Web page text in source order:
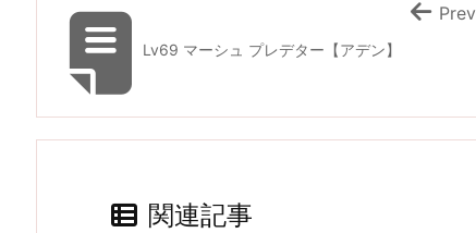
Lv69 マーシュ プレデター【アデン】
Prev
関連記事